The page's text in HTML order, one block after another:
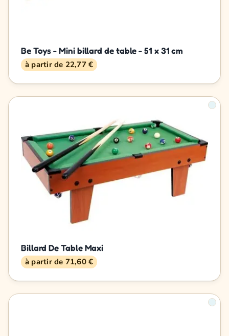
Be Toys - Mini billard de table - 51 x 31 cm
à partir de 22,77 €
Billard De Table Maxi
à partir de 71,60 €